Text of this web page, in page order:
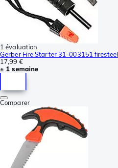
1 évaluation
Gerber Fire Starter 31-003151 firesteel
17,99 €
± 1 semaine
Comparer